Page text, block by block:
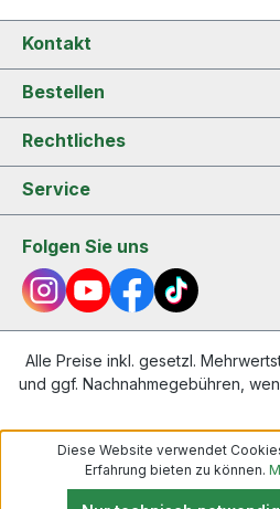
Kontakt
Bestellen
Rechtliches
Service
Folgen Sie uns
Alle Preise inkl. gesetzl.
und ggf. Nachnahmegebühren,
Diese Website verwendet
Erfahrung bieten zu können.